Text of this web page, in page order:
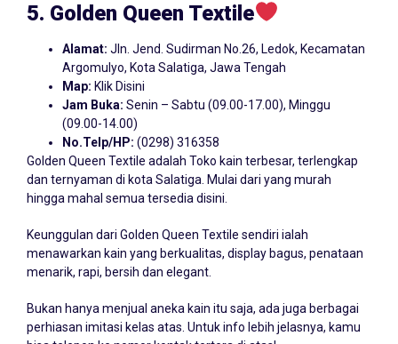
5. Golden Queen Textile
Alamat: Jln. Jend. Sudirman No.26, Ledok, Kecamatan
Argomulyo, Kota Salatiga, Jawa Tengah
Map: Klik Disini
Jam Buka: Senin – Sabtu (09.00-17.00), Minggu
(09.00-14.00)
No.Telp/HP: (0298) 316358
Golden Queen Textile adalah Toko kain terbesar, terlengkap
dan ternyaman di kota Salatiga. Mulai dari yang murah
hingga mahal semua tersedia disini.
Keunggulan dari Golden Queen Textile sendiri ialah
menawarkan kain yang berkualitas, display bagus, penataan
menarik, rapi, bersih dan elegant.
Bukan hanya menjual aneka kain itu saja, ada juga berbagai
perhiasan imitasi kelas atas. Untuk info lebih jelasnya, kamu